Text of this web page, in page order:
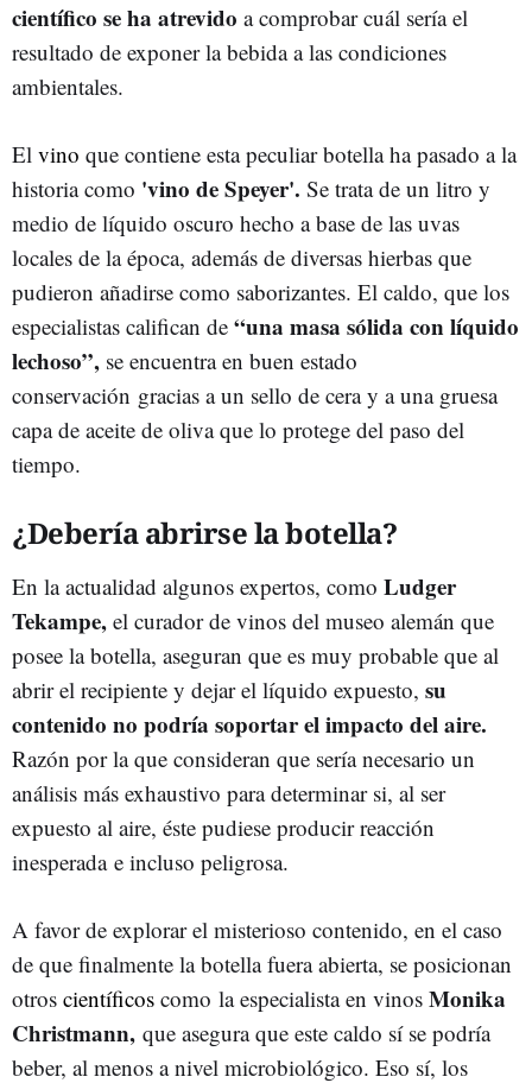
científico se ha atrevido a comprobar cuál sería el
resultado de exponer la bebida a las condiciones
ambientales.
El vino que contiene esta peculiar botella ha pasado a la
historia como 'vino de Speyer'. Se trata de un litro y
medio de líquido oscuro hecho a base de las uvas
locales de la época, además de diversas hierbas que
pudieron añadirse como saborizantes. El caldo, que los
especialistas califican de “una masa sólida con líquido
lechoso”, se encuentra en buen estado
conservación gracias a un sello de cera y a una gruesa
capa de aceite de oliva que lo protege del paso del
tiempo.
¿Debería abrirse la botella?
En la actualidad algunos expertos, como Ludger
Tekampe, el curador de vinos del museo alemán que
posee la botella, aseguran que es muy probable que al
abrir el recipiente y dejar el líquido expuesto, su
contenido no podría soportar el impacto del aire.
Razón por la que consideran que sería necesario un
análisis más exhaustivo para determinar si, al ser
expuesto al aire, éste pudiese producir reacción
inesperada e incluso peligrosa.
A favor de explorar el misterioso contenido, en el caso
de que finalmente la botella fuera abierta, se posicionan
otros científicos como la especialista en vinos Monika
Christmann, que asegura que este caldo sí se podría
beber, al menos a nivel microbiológico. Eso sí, los